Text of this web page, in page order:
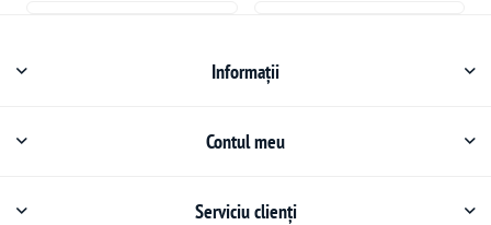
Informații
Contul meu
Serviciu clienți